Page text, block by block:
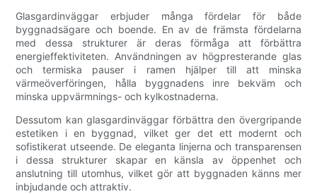
Glasgardinväggar erbjuder många fördelar för både
byggnadsägare och boende. En av de främsta fördelarna
med dessa strukturer är deras förmåga att förbättra
energieffektiviteten. Användningen av högpresterande glas
och termiska pauser i ramen hjälper till att minska
värmeöverföringen, hålla byggnadens inre bekväm och
minska uppvärmnings- och kylkostnaderna.
Dessutom kan glasgardinväggar förbättra den övergripande
estetiken i en byggnad, vilket ger det ett modernt och
sofistikerat utseende. De eleganta linjerna och transparensen
i dessa strukturer skapar en känsla av öppenhet och
anslutning till utomhus, vilket gör att byggnaden känns mer
inbjudande och attraktiv.